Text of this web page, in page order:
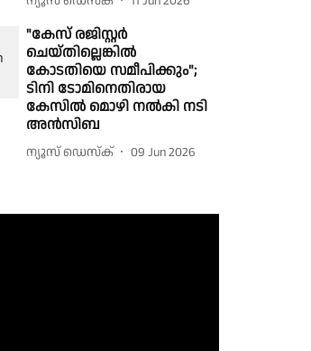
"കേസ് രജിസ്റ്റർ
ചെയ്തില്ലെങ്കിൽ
കോടതിയെ സമീപിക്കും";
ടിനി ടോമിനെതിരായ
കേസിൽ മൊഴി നൽകി നടി
അൻസിബ
ന്യൂസ് ഡെസ്ക് 09 Jun 2026